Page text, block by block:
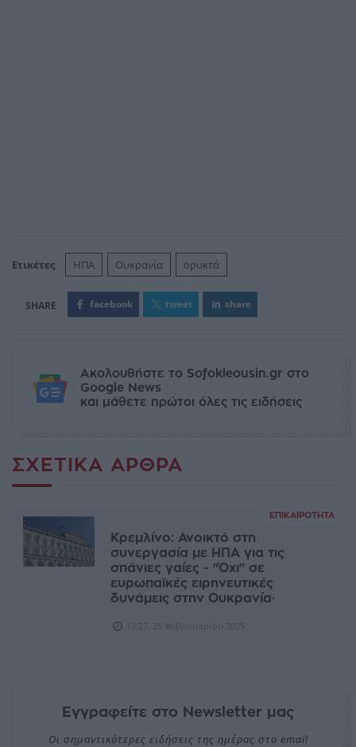
Ετικέτες ΗΠΑ Ουκρανία ορυκτά
facebook tweet share
Ακολουθήστε το Sofokleousin.gr στο
Google News
και μάθετε πρώτοι όλες τις ειδήσεις
ΣΧΕΤΙΚΆ ΆΡΘΡΑ
ΕΠΙΚΑΙΡΌΤΗΤΑ
Κρεμλίνο: Ανοικτό στη
συνεργασία με ΗΠΑ για τις
σπάνιες γαίες - "Όχι" σε
ευρωπαϊκές ειρηνευτικές
δυνάμεις στην Ουκρανία·
Εγγραφείτε στο Newsletter μας
Οι σημαντικότερες ειδήσεις της ημέρας στο email